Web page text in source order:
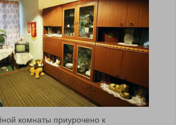
комнаты приурочено к